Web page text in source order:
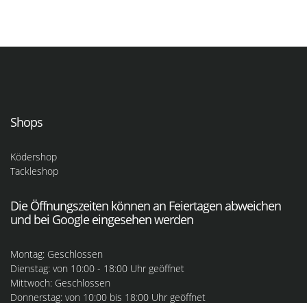
Shops
Ködershop
Tackleshop
Die Öffnungszeiten können an Feiertagen abweichen
und bei Google eingesehen werden
Montag: Geschlossen
Dienstag: von 10:00 - 18:00 Uhr geöffnet
Mittwoch: Geschlossen
Donnerstag: von 10:00 bis 18:00 Uhr geöffnet